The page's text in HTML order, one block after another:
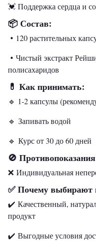
💓 Поддержка сердца и
📦 Состав:
• 120 растительных
• Чистый экстракт
полисахаридов
💊 Как принимать:
🔹 1-2 капсулы
🔹 Запивать водой
🔹 Курс от 30 до 60 дней
🚫
❌ Индивидуальная
✅Почему выбирают
✔️ Качественный,
продукт
✔️ Выгодные условия